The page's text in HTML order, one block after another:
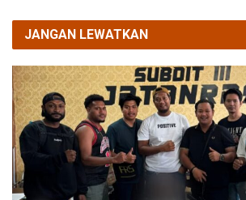
JANGAN LEWATKAN